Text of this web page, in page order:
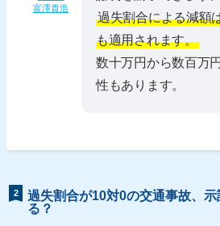
富澤貴浩
過失割合による減額
も適用されます。
数十万円から数百万
性もあります。
2
過失割合が10対0の交通事故、
る？